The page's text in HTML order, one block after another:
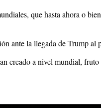
que hasta ahora o
ante la llegada de Trump al
creado a nivel mundial,